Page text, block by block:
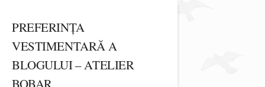
PREFERINȚA
VESTIMENTARĂ A
BLOGULUI – ATELIER
BOBAR